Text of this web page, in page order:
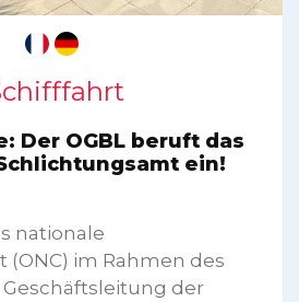
Der OGBL beruft das
ein!
nationale
im Rahmen des
der